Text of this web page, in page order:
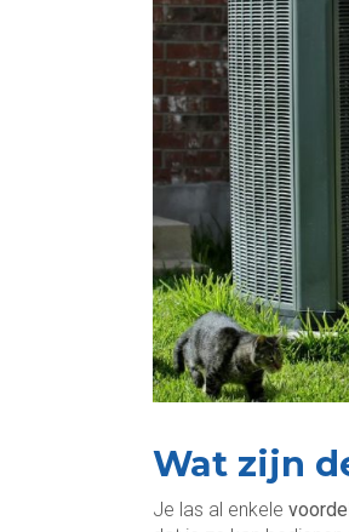
Wat zijn
Je las al enkele